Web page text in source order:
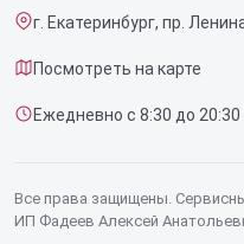
Доставка и способы оплаты
Диагностика
Контакты
Секвенсоров
г. Екатеринбург, пр.
Посмотреть на карте
Ежедневно с 8:30 до 20:30
Все права защищены.
ИП Фадеев Алексей